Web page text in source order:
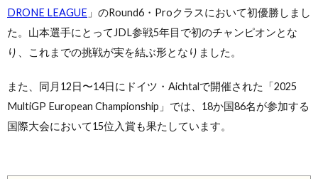
DRONE LEAGUE 」のRound6・Proクラスにおいて初優勝しまし
た。山本選手にとってJDL参戦5年目で初のチャンピオンとな
り、これまでの挑戦が実を結ぶ形となりました。
また、同月12日〜14日にドイツ・Aichtalで開催された「2025
MultiGP European Championship」では、18か国86名が参加する
国際大会において15位入賞も果たしています。